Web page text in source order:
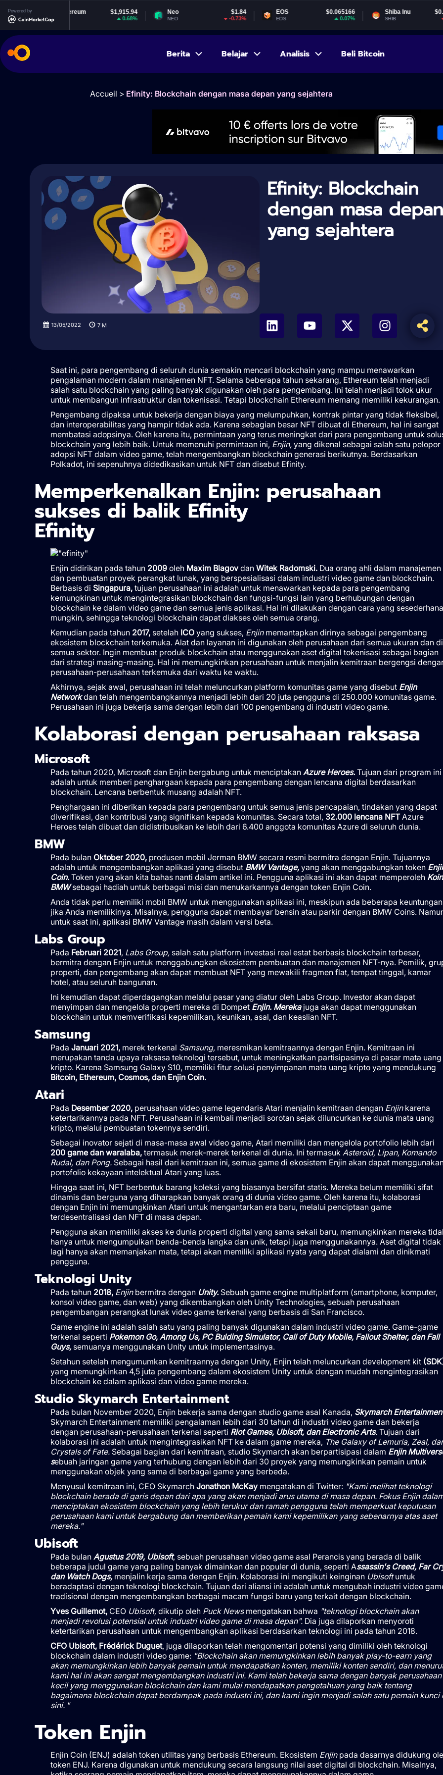
Powered by
Ethereum $1,915.94
ETH
Neo
NEO
EOS $0.065166
EOS
Shiba Inu $0.000005
SHIB
Berita Belajar Analisis Beli Bitcoin
Accueil > Efinity: Blockchain dengan masa depan yang sejahtera
Efinity: Blockchain
dengan masa depan
yang sejahtera
13/05/2022 7 M
Saat ini, para pengembang di seluruh dunia semakin mencari blockchain yang mampu menawarkan
pengalaman modern dalam manajemen NFT. Selama beberapa tahun sekarang, Ethereum telah menjadi
salah satu blockchain yang paling banyak digunakan oleh para pengembang. Ini telah menjadi tolok ukur
untuk membangun infrastruktur dan tokenisasi. Tetapi blockchain Ethereum memang memiliki kekurangan.
Pengembang dipaksa untuk bekerja dengan biaya yang melumpuhkan, kontrak pintar yang tidak fleksibel,
dan interoperabilitas yang hampir tidak ada. Karena sebagian besar NFT dibuat di Ethereum, hal ini sangat
membatasi adopsinya. Oleh karena itu, permintaan yang terus meningkat dari para pengembang untuk
blockchain yang lebih baik. Untuk memenuhi permintaan ini, Enjin,yang dikenal sebagai salah satu pelopor
adopsi NFT dalam video game, telah mengembangkan blockchain generasi berikutnya. Berdasarkan
Polkadot, ini sepenuhnya didedikasikan untuk NFT dan disebut Efinity.
Memperkenalkan Enjin: perusahaan
sukses di balik Efinity
Efinity
Enjin didirikan pada tahun 2009oleh Maxim Blagovdan Witek Radomski.Dua orang ahli dalam manajemen
dan pembuatan proyek perangkat lunak, yang berspesialisasi dalam industri video game dan blockchain.
Berbasis di Singapura,tujuan perusahaan ini adalah untuk menawarkan kepada para pengembang
kemungkinan untuk mengintegrasikan blockchain dan fungsi-fungsi lain yang berhubungan dengan
blockchain ke dalam video game dan semua jenis aplikasi. Hal ini dilakukan dengan cara yang sesederhana
mungkin, sehingga teknologi blockchain dapat diakses oleh semua orang.
Kemudian pada tahun 2017,setelah ICOyang sukses, Enjinmemantapkan dirinya sebagai pengembang
ekosistem blockchain terkemuka. Alat dan layanan ini digunakan oleh perusahaan dari semua ukuran dan di
semua sektor. Ingin membuat produk blockchain atau menggunakan aset digital tokenisasi sebagai bagian
dari strategi masing-masing. Hal ini memungkinkan perusahaan untuk menjalin kemitraan bergengsi
perusahaan-perusahaan terkemuka dari waktu ke waktu.
Akhirnya, sejak awal, perusahaan ini telah meluncurkan platform komunitas game yang disebutEnjin
Networkdan telah mengembangkannya menjadi lebih dari 20 juta pengguna di 250.000 komunitas game.
Perusahaan ini juga bekerja sama dengan lebih dari 100 pengembang di industri video game.
Kolaborasi dengan perusahaan raksasa
Microsoft
Pada tahun 2020, Microsoft dan Enjin bergabung untuk menciptakan Azure Heroes. Tujuan dari program ini
adalah untuk memberi penghargaan kepada para pengembang dengan lencana digital berdasarkan
blockchain. Lencana berbentuk musang adalah NFT.
Penghargaan ini diberikan kepada para pengembang untuk semua jenis pencapaian, tindakan yang dapat
diverifikasi, dan kontribusi yang signifikan kepada komunitas. Secara total, 32.000 lencana NFTAzure
Heroes telah dibuat dan didistribusikan ke lebih dari 6.400 anggota komunitas Azure di seluruh dunia.
BMW
Pada bulan Oktober 2020,produsen mobil Jerman BMW secara resmi bermitra dengan Enjin. Tujuannya
adalah untuk mengembangkan aplikasi yang disebut BMW Vantage,yang akan menggabungkan token
Coin.Token yang akan kita bahas nanti dalam artikel ini. Pengguna aplikasi ini akan dapat memperoleh Koin
BMWsebagai hadiah untuk berbagai misi dan menukarkannya dengan token Enjin Coin.
Anda tidak perlu memiliki mobil BMW untuk menggunakan aplikasi ini, meskipun ada beberapa keuntungan
jika Anda memilikinya. Misalnya, pengguna dapat membayar bensin atau parkir dengan BMW Coins.
untuk saat ini, aplikasi BMW Vantage masih dalam versi beta.
Labs Group
Pada Februari 2021, Labs Group,salah satu platform investasi real estat berbasis blockchain terbesar,
bermitra dengan Enjin untuk menggabungkan ekosistem pembuatan dan manajemen NFT-nya. Pemilik,
properti, dan pengembang akan dapat membuat NFT yang mewakili fragmen flat, tempat tinggal, kamar
hotel, atau seluruh bangunan.
Ini kemudian dapat diperdagangkan melalui pasar yang diatur oleh Labs Group. Investor akan dapat
menyimpan dan mengelola properti mereka di DompetEnjin. Mereka juga akan dapat menggunakan
blockchain untuk memverifikasi kepemilikan, keunikan, asal, dan keaslian NFT.
Samsung
Pada Januari 2021,merek terkenal Samsung,meresmikan kemitraannya dengan Enjin. Kemitraan ini
merupakan tanda upaya raksasa teknologi tersebut, untuk meningkatkan partisipasinya di pasar mata uang
kripto. Karena Samsung Galaxy S10, memiliki fitur solusi penyimpanan mata uang kripto yang mendukung
Bitcoin, Ethereum, Cosmos, dan Enjin Coin.
Atari
Pada Desember 2020,perusahaan video game legendaris Atari menjalin kemitraan dengan Enjinkarena
ketertarikannya pada NFT. Perusahaan ini kembali menjadi sorotan sejak diluncurkan ke dunia mata uang
kripto, melalui pembuatan tokennya sendiri.
Sebagai inovator sejati di masa-masa awal video game, Atari memiliki dan mengelola portofolio lebih dari
200 game dan waralaba,termasuk merek-merek terkenal di dunia. Ini termasuk Asteroid, Lipan, Komando
Rudal, dan Pong.Sebagai hasil dari kemitraan ini, semua game di ekosistem Enjin akan dapat
portofolio kekayaan intelektual Atari yang luas.
Hingga saat ini, NFT berbentuk barang koleksi yang biasanya bersifat statis. Mereka belum memiliki sifat
dinamis dan berguna yang diharapkan banyak orang di dunia video game. Oleh karena itu, kolaborasi
dengan Enjin ini memungkinkan Atari untuk mengantarkan era baru, melalui penciptaan game
terdesentralisasi dan NFT di masa depan.
Pengguna akan memiliki akses ke dunia properti digital yang sama sekali baru, memungkinkan mereka
hanya untuk mengumpulkan benda-benda langka dan unik, tetapi juga menggunakannya. Aset digital tidak
lagi hanya akan memanjakan mata, tetapi akan memiliki aplikasi nyata yang dapat dialami dan dinikmati
pengguna.
Teknologi Unity
Pada tahun 2018, Enjinbermitra dengan Unity.Sebuah game engine multiplatform (smartphone, komputer,
konsol video game, dan web) yang dikembangkan oleh Unity Technologies, sebuah perusahaan
pengembangan perangkat lunak video game terkenal yang berbasis di San Francisco.
Game engine ini adalah salah satu yang paling banyak digunakan dalam industri video game. Game-game
terkenal seperti Pokemon Go, Among Us, PC Bulding Simulator, Call of Duty Mobile, Fallout Shelter, dan Fall
Guys,semuanya menggunakan Unity untuk implementasinya.
Setahun setelah mengumumkan kemitraannya dengan Unity, Enjin telah meluncurkan development kit
yang memungkinkan 4,5 juta pengembang dalam ekosistem Unity untuk dengan mudah mengintegrasikan
blockchain ke dalam aplikasi dan video game mereka.
Studio Skymarch Entertainment
Pada bulan November 2020, Enjin bekerja sama dengan studio game asal Kanada, Skymarch
Skymarch Entertainment memiliki pengalaman lebih dari 30 tahun di industri video game dan bekerja
dengan perusahaan-perusahaan terkenal seperti Riot Games, Ubisoft, dan Electronic Arts. Tujuan dari
kolaborasi ini adalah untuk mengintegrasikan NFT ke dalam game mereka, The Galaxy of Lemuria, Zeal,
Crystals of Fate.Sebagai bagian dari kemitraan, studio Skymarch akan berpartisipasi dalam Enjin
sebuah jaringan game yang terhubung dengan lebih dari 30 proyek yang memungkinkan pemain untuk
menggunakan objek yang sama di berbagai game yang berbeda.
Menyusul kemitraan ini, CEO Skymarch Jonathon McKaymengatakan di Twitter: "Kami melihat teknologi
blockchain berada di garis depan dari apa yang akan menjadi arus utama di masa depan. Fokus Enjin
menciptakan ekosistem blockchain yang lebih terukur dan ramah pengguna telah memperkuat keputusan
perusahaan kami untuk bergabung dan memberikan pemain kami kepemilikan yang sebenarnya atas aset
mereka."
Ubisoft
Pada bulan Agustus 2019, Ubisoft, sebuah perusahaan video game asal Perancis yang berada di balik
beberapa judul game yang paling banyak dimainkan dan populer di dunia, seperti Assassin's Creed, Far
dan Watch Dogs, menjalin kerja sama dengan Enjin. Kolaborasi ini mengikuti keinginan Ubisoftuntuk
beradaptasi dengan teknologi blockchain. Tujuan dari aliansi ini adalah untuk mengubah industri video
tradisional dengan mengembangkan berbagai macam fungsi baru yang terkait dengan blockchain.
Yves Guillemot,CEO Ubisoft,dikutip oleh Puck Newsmengatakan bahwa "teknologi blockchain akan
menjadi revolusi potensial untuk industri video game di masa depan".Dia juga dilaporkan menyoroti
ketertarikan perusahaan untuk mengembangkan aplikasi berdasarkan teknologi ini pada tahun 2018.
CFO Ubisoft, Frédérick Duguet, juga dilaporkan telah mengomentari potensi yang dimiliki oleh teknologi
blockchain dalam industri video game: "Blockchain akan memungkinkan lebih banyak play-to-earn yang
akan memungkinkan lebih banyak pemain untuk mendapatkan konten, memiliki konten sendiri, dan
kami hal ini akan sangat mengembangkan industri ini. Kami telah bekerja sama dengan banyak perusahaan
kecil yang menggunakan blockchain dan kami mulai mendapatkan pengetahuan yang baik tentang
bagaimana blockchain dapat berdampak pada industri ini, dan kami ingin menjadi salah satu pemain kunci
sini. "
Token Enjin
Enjin Coin (ENJ) adalah token utilitas yang berbasis Ethereum. Ekosistem Enjinpada dasarnya didukung
token ENJ. Karena digunakan untuk mendukung secara langsung nilai aset digital di blockchain. Misalnya,